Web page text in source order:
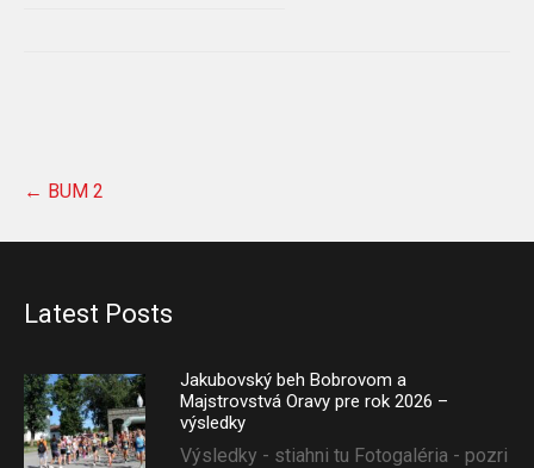
Post
navigation
← BUM 2
Latest Posts
Jakubovský beh Bobrovom a
Majstrovstvá Oravy pre rok 2026 –
výsledky
Výsledky - stiahni tu Fotogaléria - pozri